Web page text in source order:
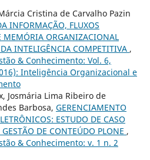
Cristina de Carvalho Pazin
INFORMAÇÃO, FLUXOS
ORGANIZACIONAL
INTELIGÊNCIA COMPETITIVA ,
& Conhecimento: Vol. 6,
Inteligência Organizacional e
Josmária Lima Ribeiro de
Barbosa, GERENCIAMENTO
ESTUDO DE CASO
DE CONTEÚDO PLONE ,
& Conhecimento: v. 1 n. 2